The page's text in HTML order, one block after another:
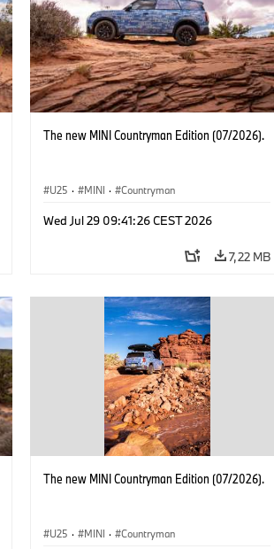
The new MINI Countryman Edition (07/2026).
U25 · MINI · Countryman
Wed Jul 29 09:41:26 CEST 2026
7,22 MB
The new MINI Countryman Edition (07/2026).
U25 · MINI · Countryman